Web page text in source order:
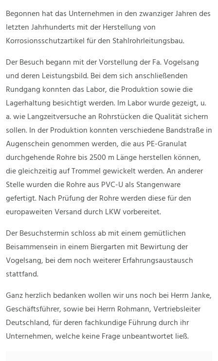
Begonnen hat das Unternehmen in den zwanziger Jahren des
letzten Jahrhunderts mit der Herstellung von
Korrosionsschutzartikel für den Stahlrohrleitungsbau.
Der Besuch begann mit der Vorstellung der Fa. Vogelsang
und deren Leistungsbild. Bei dem sich anschließenden
Rundgang konnten das Labor, die Produktion sowie die
Lagerhaltung besichtigt werden. Im Labor wurde gezeigt, u.
a. wie Langzeitversuche an Rohrstücken die Qualität sichern
sollen. In der Produktion konnten verschiedene Bandstraße in
Augenschein genommen werden, die aus PE-Granulat
durchgehende Rohre bis 2500 m Länge herstellen können,
die gleichzeitig auf Trommel gewickelt werden. An anderer
Stelle wurden die Rohre aus PVC-U als Stangenware
gefertigt. Nach Prüfung der Rohre werden diese für den
europaweiten Versand durch LKW vorbereitet.
Der Besuchstermin schloss ab mit einem gemütlichen
Beisammensein in einem Biergarten mit Bewirtung der
Vogelsang, bei dem noch weiterer Erfahrungsaustausch
stattfand.
Ganz herzlich bedanken wollen wir uns noch bei Herrn Janke,
Geschäftsführer, sowie bei Herrn Rohmann, Vertriebsleiter
Deutschland, für deren fachkundige Führung durch ihr
Unternehmen, welche keine Frage unbeantwortet ließ.